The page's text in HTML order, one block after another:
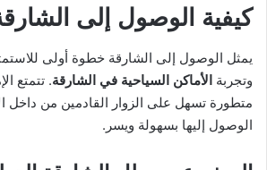
كيفية الوصول إلى
يمثل الوصول إلى الشارقة خطوة أولى
وتجربة الأماكن السياحية في الشارقة. تتمتع
متطورة تسهل على الزوار القادمين من داخل
الوصول إليها بسهولة ويسر.